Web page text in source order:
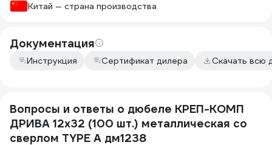
Китай — страна производства
Документация
Инструкция Сертификат дилера Скачать всю
Вопросы и ответы о дюбеле КРЕП-КОМП
ДРИВА 12х32 (100 шт.) металлическая со
сверлом TYPE A дм1238